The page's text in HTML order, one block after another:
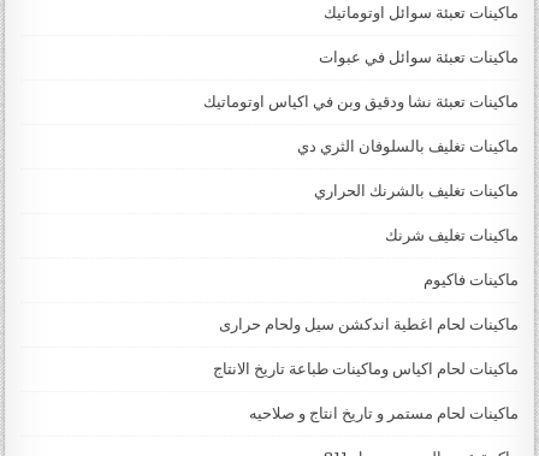
ماكينات تعبئة سوائل اوتوماتيك
ماكينات تعبئة سوائل في عبوات
ماكينات تعبئة نشا ودقيق وبن في اكياس اوتوماتيك
ماكينات تغليف بالسلوفان الثري دي
ماكينات تغليف بالشرنك الحراري
ماكينات تغليف شرنك
ماكينات فاكيوم
ماكينات لحام اغطية اندكشن سيل ولحام حرارى
ماكينات لحام اكياس وماكينات طباعة تاريخ الانتاج
ماكينات لحام مستمر و تاريخ انتاج و صلاحيه